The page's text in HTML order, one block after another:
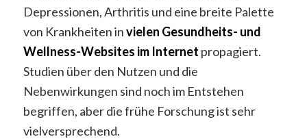
Depressionen, Arthritis und eine breite Palette
von Krankheiten invielen Gesundheits- und
Wellness-Websites im Internet propagiert.
Studien über den Nutzen und die
Nebenwirkungen sind noch im Entstehen
begriffen, aber die frühe Forschung ist sehr
vielversprechend.